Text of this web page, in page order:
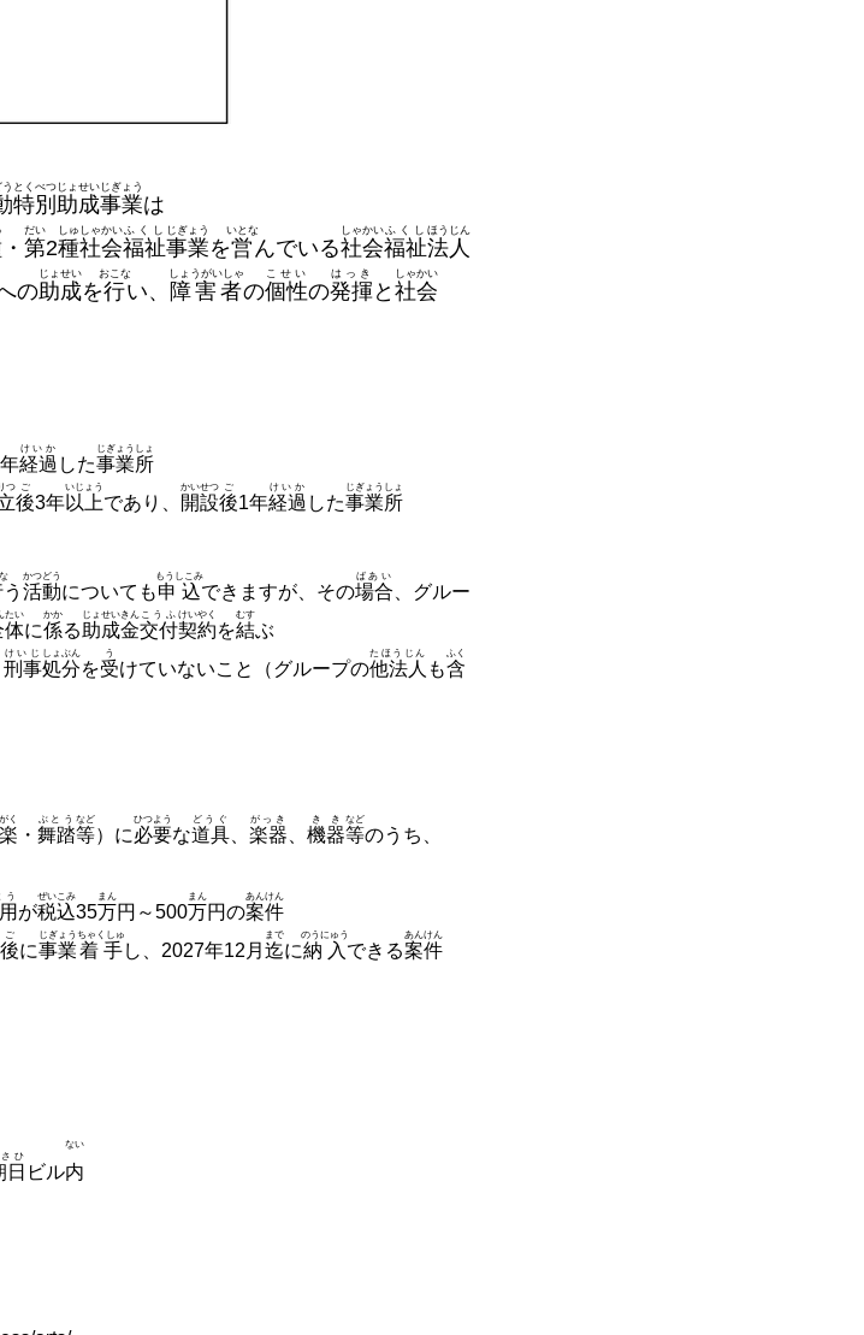
特別
とくべつ
助成
じょせい
事業
じぎょう
は
・ 第
だい
2種
しゅ
社会
しゃかい
福祉
ふくし
事業
じぎょう
を営
いとな
んでいる社会
しゃかい
福祉
ふくし
法人
ほうじん
の助成
じょせい
を行
おこな
い、 障害者
しょうがいしゃ
の個性
こせい
の発揮
はっき
と 社会
しゃかい
経過
けいか
した事業所
じぎょうしょ
つ
後
ご
3年以上
いじょう
であり、 開設
かいせつ
後
ご
1年経過
けいか
した事業所
じぎょうしょ
う 活動
かつどう
についても申込
もうしこみ
できますが、その場合
ばあい
、グルー
体
たい
に係
かか
る 助成金
じょせいきん
交付
こうふ
契約
けいやく
を結
むす
ぶ
刑事
けいじ
処分
しょぶん
を受
う
けていないこと（グループの他法人
たほうじん
も含
ふく
く
・ 舞踏
ぶとう
等
など
）に必要
ひつよう
な道具
どうぐ
、 楽器
がっき
機器
きき
等
など
のうち、
う
が税込
ぜいこみ
35万
まん
円～500万
まん
円の案件
あんけん
後
ご
に事業
じぎょう
着手
ちゃくしゅ
し、2027年12月 迄
まで
に納入
のうにゅう
できる案件
あんけん
日
ひ
ビル内
ない